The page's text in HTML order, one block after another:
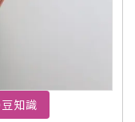
知識